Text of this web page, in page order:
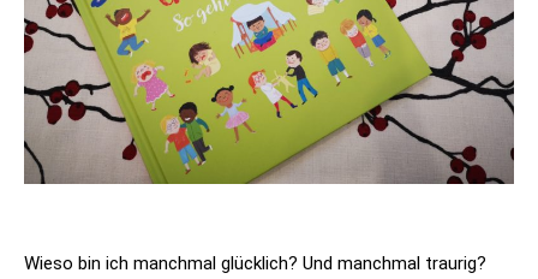
Wieso bin ich manchmal glücklich? Und manchmal traurig?